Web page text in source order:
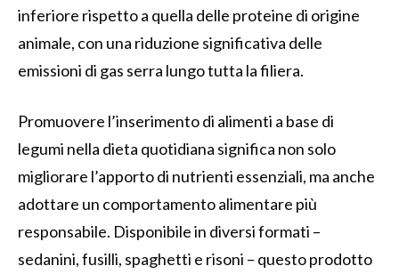
inferiore rispetto a quella delle proteine di origine
animale, con una riduzione significativa delle
emissioni di gas serra lungo tutta la filiera.
Promuovere l’inserimento di alimenti a base di
legumi nella dieta quotidiana significa non solo
migliorare l’apporto di nutrienti essenziali, ma anche
adottare un comportamento alimentare più
responsabile. Disponibile in diversi formati –
sedanini, fusilli, spaghetti e risoni – questo prodotto